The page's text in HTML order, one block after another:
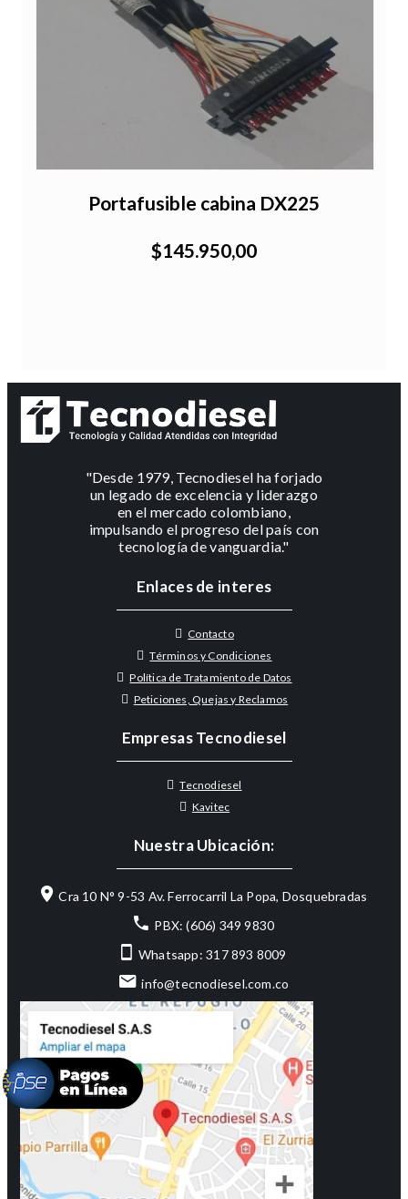
Portafusible cabina DX225
$145.950,00
"Desde 1979, Tecnodiesel ha forjado
un legado de excelencia y liderazgo
en el mercado colombiano,
impulsando el progreso del país con
tecnología de vanguardia."
Enlaces de interes
Contacto
Términos y Condiciones
Política de Tratamiento de Datos
Peticiones, Quejas y Reclamos
Empresas Tecnodiesel
Tecnodiesel
Kavitec
Nuestra Ubicación:
Cra 10 N° 9-53 Av. Ferrocarril La Popa, Dosquebradas
PBX: (606) 349 9830
Whatsapp: 317 893 8009
info@tecnodiesel.com.co